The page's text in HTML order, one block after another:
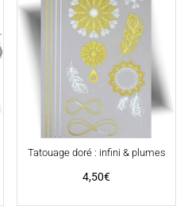
Tatouage doré : infini & plumes
4,50€